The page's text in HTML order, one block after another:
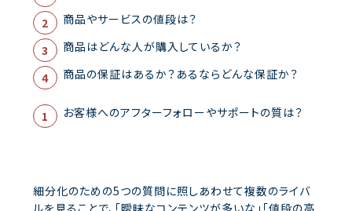
商品やサービスの値段は？
商品はどんな人が購入しているか？
商品の保証はあるか？あるならどんな保証か？
お客様へのアフターフォローやサポートの質は？
細分化のための5つの質問に照しあわせて複数のライバ
ルを見ることで、「曖昧なコンテンツが多いな」「値段の高